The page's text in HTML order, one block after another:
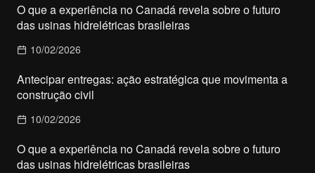
O que a experiência no Canadá revela sobre o futuro
das usinas hidrelétricas brasileiras
10/02/2026
Antecipar entregas: ação estratégica que movimenta a
construção civil
10/02/2026
O que a experiência no Canadá revela sobre o futuro
das usinas hidrelétricas brasileiras